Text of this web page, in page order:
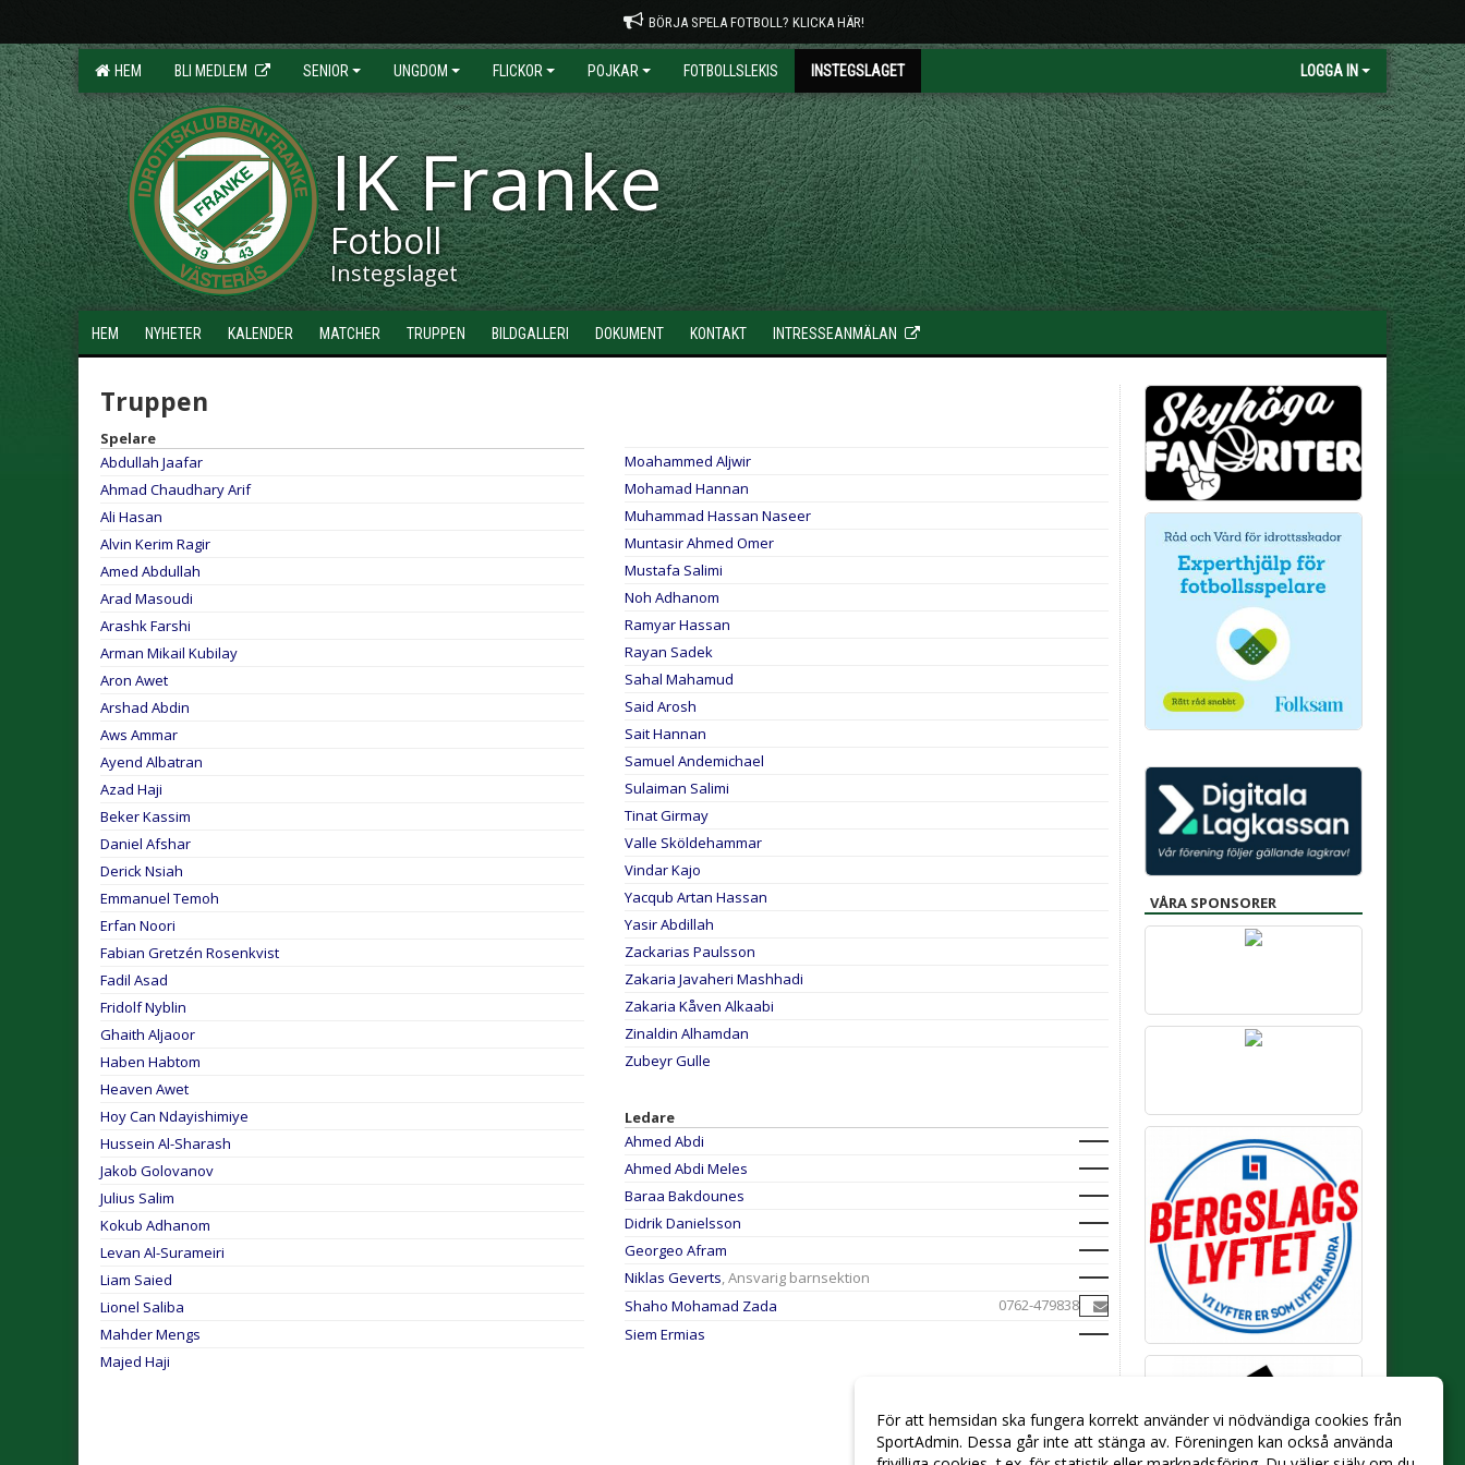
BÖRJA SPELA FOTBOLL? KLICKA HÄR!
HEM BLI MEDLEM SENIOR UNGDOM FLICKOR POJKAR FOTBOLLSLEKIS INSTEGSLAGET LOGGA IN
IK Franke
Fotboll
Instegslaget
HEM NYHETER KALENDER MATCHER TRUPPEN BILDGALLERI DOKUMENT KONTAKT INTRESSEANMÄLAN
Truppen
Spelare
Abdullah Jaafar
Ahmad Chaudhary Arif
Ali Hasan
Alvin Kerim Ragir
Amed Abdullah
Arad Masoudi
Arashk Farshi
Arman Mikail Kubilay
Aron Awet
Arshad Abdin
Aws Ammar
Ayend Albatran
Azad Haji
Beker Kassim
Daniel Afshar
Derick Nsiah
Emmanuel Temoh
Erfan Noori
Fabian Gretzén Rosenkvist
Fadil Asad
Fridolf Nyblin
Ghaith Aljaoor
Haben Habtom
Heaven Awet
Hoy Can Ndayishimiye
Hussein Al-Sharash
Jakob Golovanov
Julius Salim
Kokub Adhanom
Levan Al-Surameiri
Liam Saied
Lionel Saliba
Mahder Mengs
Majed Haji
Moahammed Aljwir
Mohamad Hannan
Muhammad Hassan Naseer
Muntasir Ahmed Omer
Mustafa Salimi
Noh Adhanom
Ramyar Hassan
Rayan Sadek
Sahal Mahamud
Said Arosh
Sait Hannan
Samuel Andemichael
Sulaiman Salimi
Tinat Girmay
Valle Sköldehammar
Vindar Kajo
Yacqub Artan Hassan
Yasir Abdillah
Zackarias Paulsson
Zakaria Javaheri Mashhadi
Zakaria Kåven Alkaabi
Zinaldin Alhamdan
Zubeyr Gulle
Ledare
Ahmed Abdi
Ahmed Abdi Meles
Baraa Bakdounes
Didrik Danielsson
Georgeo Afram
Niklas Geverts, Ansvarig barnsektion
Shaho Mohamad Zada
0762-479838
Siem Ermias
VÅRA SPONSORER
För att hemsidan ska fungera korrekt använder vi nödvändiga cookies från
SportAdmin. Dessa går inte att stänga av. Föreningen kan också använda